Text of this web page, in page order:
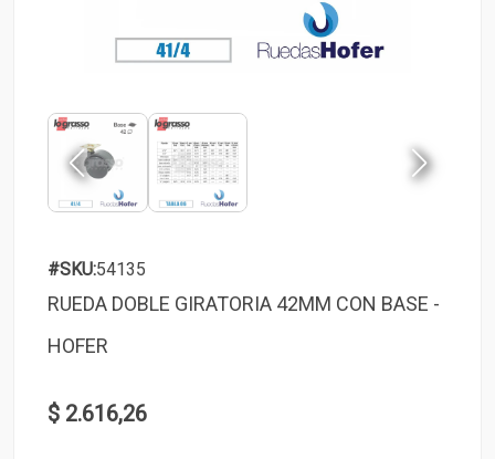
#SKU:54135
RUEDA DOBLE GIRATORIA 42MM CON BASE -
HOFER
$ 2.616,26